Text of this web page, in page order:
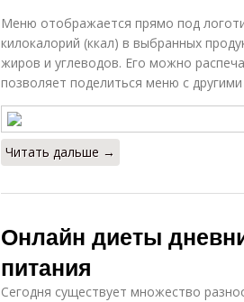
Меню отображается прямо под
килокалорий (ккал) в выбранных
жиров и углеводов. Его можно
позволяет поделиться меню с
Читать дальше →
Онлайн диеты
питания
Сегодня существует множество